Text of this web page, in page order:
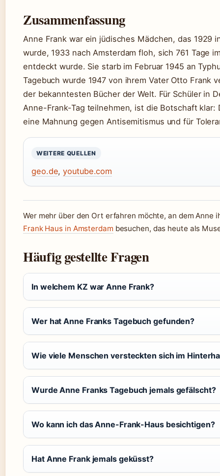
Zusammenfassung
Anne Frank war ein jüdisches Mädchen, das 1929
wurde, 1933 nach Amsterdam floh, sich 761 Tage
entdeckt wurde. Sie starb im Februar 1945 an
Tagebuch wurde 1947 von ihrem Vater Otto Frank
der bekanntesten Bücher der Welt. Für Schüler in
Anne-Frank-Tag teilnehmen, ist die Botschaft klar:
eine Mahnung gegen Antisemitismus und für
WEITERE QUELLEN
geo.de,youtube.com
Wer mehr über den Ort erfahren möchte, an dem Anne
Frank Haus in Amsterdam besuchen, das heute als
Häufig gestellte Fragen
In welchem KZ war Anne Frank?
Wer hat Anne Franks Tagebuch gefunden?
Wie viele Menschen versteckten sich im
Wurde Anne Franks Tagebuch jemals gefälscht?
Wo kann ich das Anne-Frank-Haus besichtigen?
Hat Anne Frank jemals geküsst?